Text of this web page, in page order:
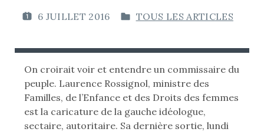
P
B
L
É
6 JUILLET 2016
P
B
L
A
TOUS LES ARTICLES
On croirait voir et entendre un commissaire du
peuple. Laurence Rossignol, ministre des
Familles, de l’Enfance et des Droits des femmes
est la caricature de la gauche idéologue,
sectaire, autoritaire. Sa dernière sortie, lundi